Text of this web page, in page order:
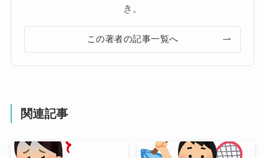
き。
この著者の記事一覧へ
関連記事